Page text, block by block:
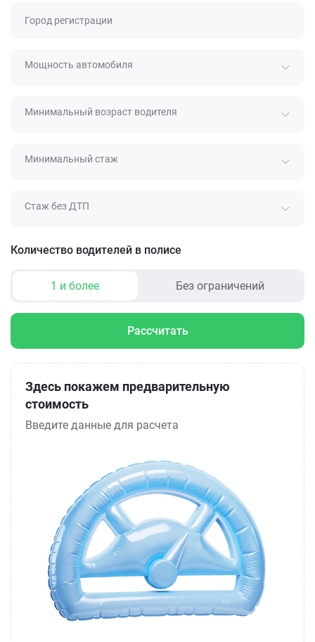
Город регистрации
Мощность автомобиля
Минимальный возраст водителя
Минимальный стаж
Стаж без ДТП
Количество водителей в полисе
1 и более Без ограничений
Рассчитать
Здесь покажем предварительную
стоимость
Введите данные для расчета